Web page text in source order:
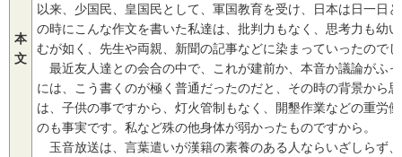
本
文
以来、少国民、皇国民として、軍国教育を受け、日本は日一日
の時にこんな作文を書いた私達は、批判力もなく、思考力も幼
むが如く、先生や両親、新聞の記事などに染まっていったので
最近友人達との会合の中で、これが建前か、本音か議論がふ
には、こう書くのが極く普通だったのだと、その時の背景から
は、子供の事ですから、灯火管制もなく、開墾作業などの重労
のも事実です。私など殊の他身体が弱かったものですから。
玉音放送は、言葉遣いが漢籍の素養のある人ならいざしらず